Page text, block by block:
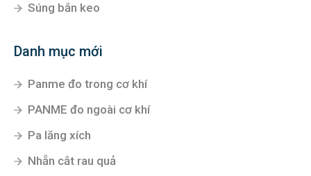
Súng bắn keo
Danh mục mới
Panme đo trong cơ khí
PANME đo ngoài cơ khí
Pa lăng xích
Nhẵn cắt rau quả